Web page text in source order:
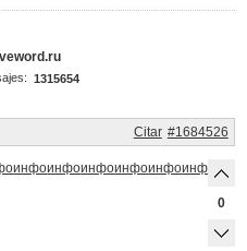
1315654
#1684526
Citar
инфоинфоинфоинфоинфоинфо
0